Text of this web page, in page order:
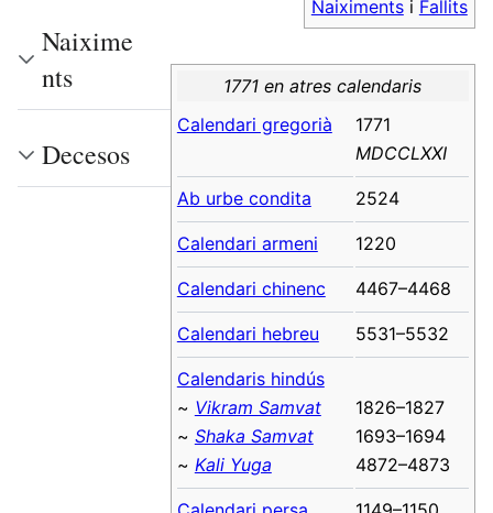
Naiximentsi Fallits
1771 en atres calendaris
Calendari gregorià
1771
MDCCLXXI
Ab urbe condita 2524
Calendari armeni 1220
Calendari chinenc 4467–4468
Calendari hebreu 5531–5532
Calendaris hindús
~ Vikram Samvat
~ Shaka Samvat
~ Kali Yuga
1826–1827
1693–1694
4872–4873
Naixime
nts
Decesos